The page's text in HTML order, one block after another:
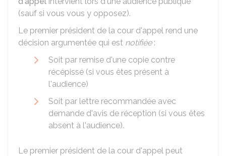
(sauf si vous vous y opposez).
Le premier président de la cour d'appel rend une
décision argumentée qui est notifiée:
Soit par remise d'une copie contre
récépissé (si vous êtes présent à
l'audience)
Soit par lettre recommandée avec
demande d'avis de réception (si vous êtes
absent à l'audience).
Le premier président de la cour d'appel peut